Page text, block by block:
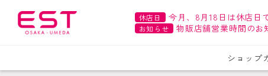
休店日 今月、8月18日は休店日
お知らせ 物販店舗営業時間のお
ショップ